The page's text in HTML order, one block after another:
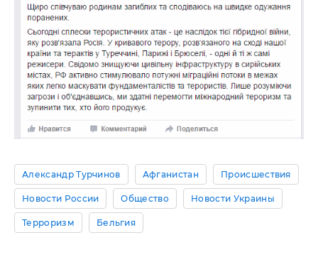
Александр Турчинов Афганистан Происшествия
Новости России Общество Новости Украины
Терроризм Бельгия